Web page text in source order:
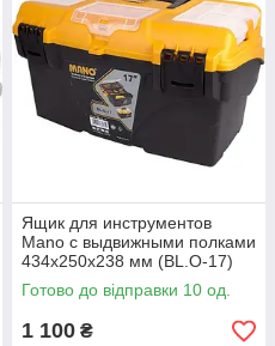
Ящик для инструментов
Mano с выдвижными полками
434x250x238 мм (BL.O-17)
Готово до відправки 10 од.
1 100 ₴